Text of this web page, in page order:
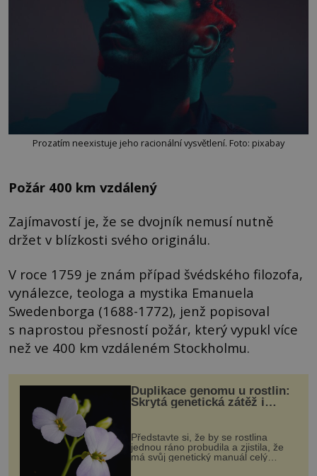
Prozatím neexistuje jeho racionální vysvětlení. Foto: pixabay
Požár 400 km vzdálený
Zajímavostí je, že se dvojník nemusí nutně
držet v blízkosti svého originálu.
V roce 1759 je znám případ švédského filozofa,
vynálezce, teologa a mystika Emanuela
Swedenborga (1688-1772), jenž popisoval
s naprostou přesností požár, který vypukl více
než ve 400 km vzdáleném Stockholmu.
Duplikace genomu u rostlin:
Skrytá genetická zátěž i
Představte si, že by se rostlina
jednou ráno probudila a zjistila, že
má svůj genetický manuál celý